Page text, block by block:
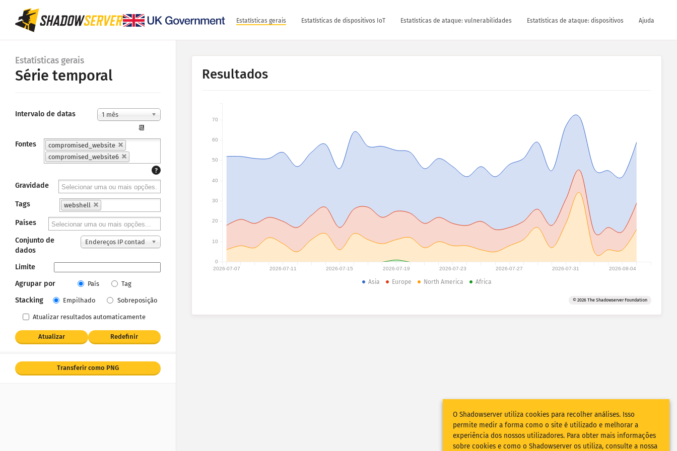
Estatísticas gerais Estatísticas de dispositivos IoT Estatísticas de ataque: vulnerabilidades Estatísticas de ataque: dispositivos Ajuda
Estatísticas gerais
Série temporal
Intervalo de datas 1 mês
📆
Fontes
compromised_website
compromised_website6
?
Gravidade
Tags webshell
Países
Conjunto de
dados
Endereços IP contad
Limite
Agrupar por
País Tag
Stacking Empilhado Sobreposição
Atualizar resultados automaticamente
Atualizar Redefinir
Transferir como PNG
Resultados
2026-07-07 2026-07-11 2026-07-15 2026-07-19 2026-07-23 2026-07-27 2026-07-31 2026-08-04
0
10
20
30
40
50
60
70
Asia Europe North America Africa
© 2026 The Shadowserver Foundation
O Shadowserver utiliza cookies para recolher análises. Isso
permite medir a forma como o site é utilizado e melhorar a
experiência dos nossos utilizadores. Para obter mais informações
sobre cookies e como o Shadowserver os utiliza, consulte a nossa